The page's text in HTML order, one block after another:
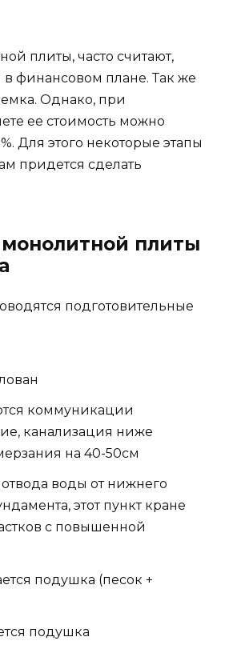
плиты, часто считают,
в финансовом плане. Так же
Однако, при
ее стоимость можно
Для этого некоторые этапы
придется сделать
плиты
подготовительные
коммуникации
канализация ниже
на 40-50см
воды от нижнего
этот пункт кране
с повышенной
подушка (песок +
подушка